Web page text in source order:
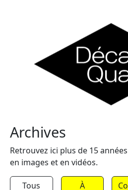
Archives
Retrouvez ici plus de 15
en images et en vidéos.
Tous
À